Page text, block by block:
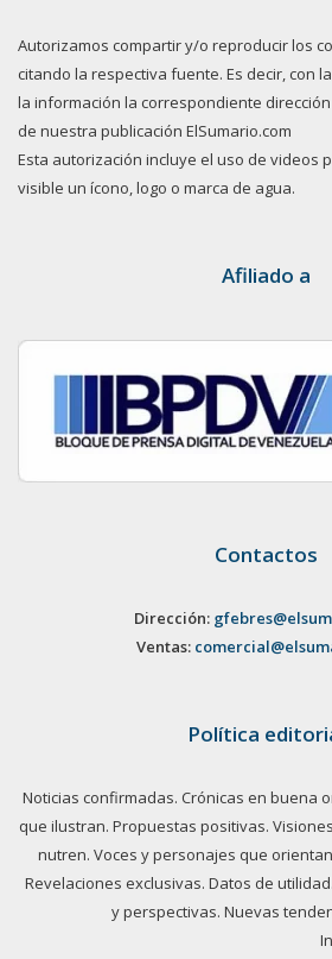
Autorizamos compartir y/o reproducir los
citando la respectiva fuente. Es decir, con
la información la correspondiente
de nuestra publicación ElSumario.com
Esta autorización incluye el uso de videos
visible un ícono, logo o marca de agua.
Afiliado a
Contactos
Dirección:
Ventas:
Política
Noticias confirmadas. Crónicas en buena
que ilustran. Propuestas positivas.
nutren. Voces y personajes que
Revelaciones exclusivas. Datos de
y perspectivas. Nuevas